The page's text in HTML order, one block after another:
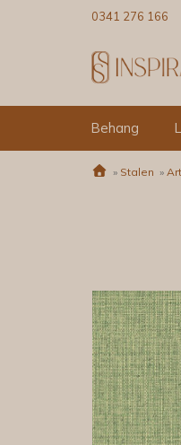
0341 276 166
Behang
» Stalen »